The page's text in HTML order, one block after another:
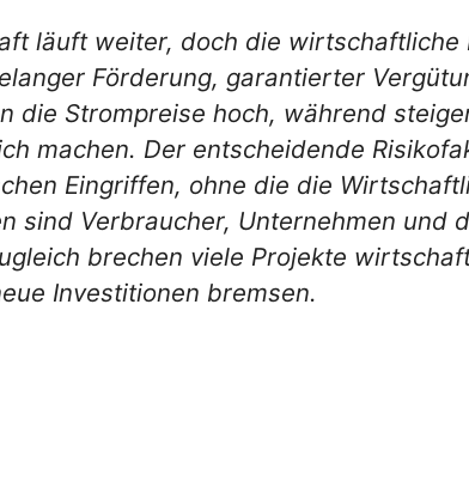
läuft weiter, doch die
Förderung, garantierter
die Strompreise hoch, während
machen. Der entscheidende
Eingriffen, ohne die die
sind Verbraucher, Unternehmen und
brechen viele Projekte
Investitionen bremsen.